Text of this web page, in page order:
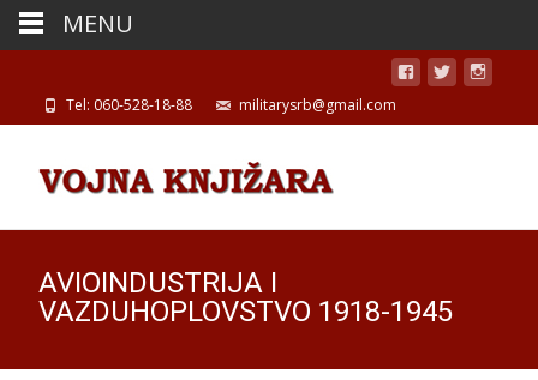
Tel: 060-528-18-88 militarysrb@gmail.com
AVIOINDUSTRIJA I
VAZDUHOPLOVSTVO 1918-1945
MENU